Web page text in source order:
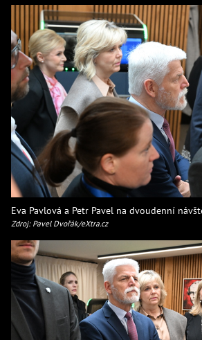
Eva Pavlová a Petr Pavel na dvoudenní
Zdroj: Pavel Dvořák/eXtra.cz